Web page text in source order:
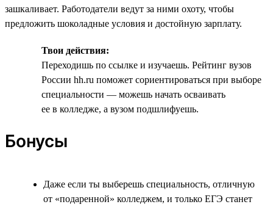
зашкаливает. Работодатели ведут за ними охоту, чтобы
предложить шоколадные условия и достойную зарплату.
Твои действия:
Переходишь по ссылке и изучаешь. Рейтинг вузов
России hh.ru поможет сориентироваться при выборе
специальности — можешь начать осваивать
ее в колледже, а вузом подшлифуешь.
Бонусы
Даже если ты выберешь специальность, отличную
от «подаренной» колледжем, и только ЕГЭ станет